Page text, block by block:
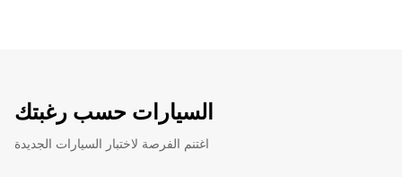
السيارات حسب رغبتك
اغتنم الفرصة لاختبار السيارات الجديدة